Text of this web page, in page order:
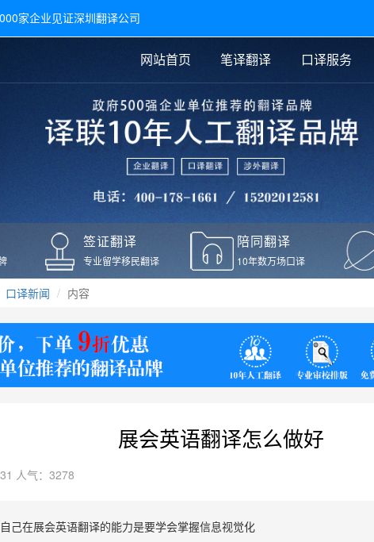
家企业见证深圳翻译公司
网站首页 笔译翻译
文件翻译 医学翻译 法律翻译 说明书翻译
口译服务
广交会翻译 交替传译 同声传译
语种翻译
日语翻译
德语翻译
老挝语翻译 泰语翻译
葡萄牙语翻译
签证材料翻译
银行流水翻译
驾照翻译
疫苗本翻译
新冠疫苗接种证明翻译
核酸检测报告英文版翻
译
证件翻译报价
签证翻译
口译新闻
翻译新闻
签证翻译
专业留学移民翻译
陪同翻译
10年数万场口译
口译新闻 内容
展会英语翻译怎么做好
人气：3278
己在展会英语翻译的能力是要学会掌握信息视觉化